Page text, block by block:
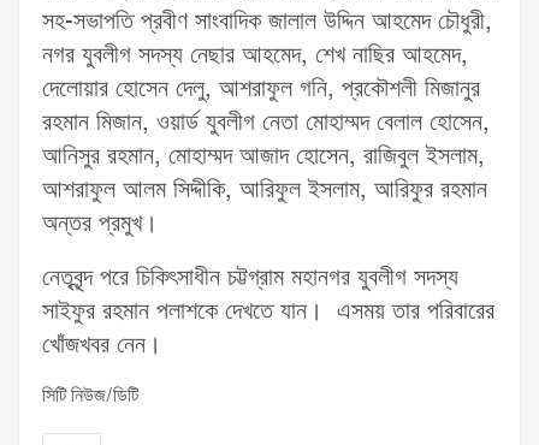
সহ-সভাপতি প্রবীণ সাংবাদিক জালাল উদ্দিন আহমেদ চৌধুরী,
নগর যুবলীগ সদস্য নেছার আহমেদ, শেখ নাছির আহমেদ,
দেলোয়ার হোসেন দেলু, আশরাফুল গনি, প্রকৌশলী মিজানুর
রহমান মিজান, ওয়ার্ড যুবলীগ নেতা মোহাম্মদ বেলাল হোসেন,
আনিসুর রহমান, মোহাম্মদ আজাদ হোসেন, রাজিবুল ইসলাম,
আশরাফুল আলম সিদ্দীকি, আরিফুল ইসলাম, আরিফুর রহমান
অন্তর প্রমুখ।
নেতৃবৃন্দ পরে চিকিৎসাধীন চট্টগ্রাম মহানগর যুবলীগ সদস্য
সাইফুর রহমান পলাশকে দেখতে যান। এসময় তার পরিবারের
খোঁজখবর নেন।
সিটি নিউজ/ডিটি